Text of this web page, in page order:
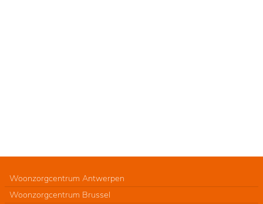
Woonzorgcentrum Antwerpen
Woonzorgcentrum Brussel